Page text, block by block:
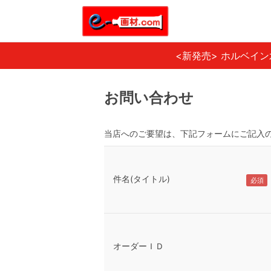
<新発売> ホルベイ
お問い合わせ
当店へのご要望は、下記フォームにご記入
件名(タイトル)
オーダーＩＤ